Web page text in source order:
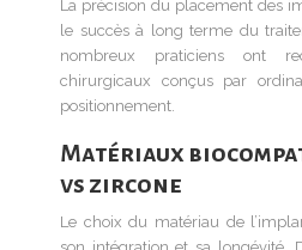
La précision du placement des
le succès à long terme du
nombreux praticiens ont
chirurgicaux conçus par
positionnement.
Matériaux
vs zircone
Le choix du matériau de